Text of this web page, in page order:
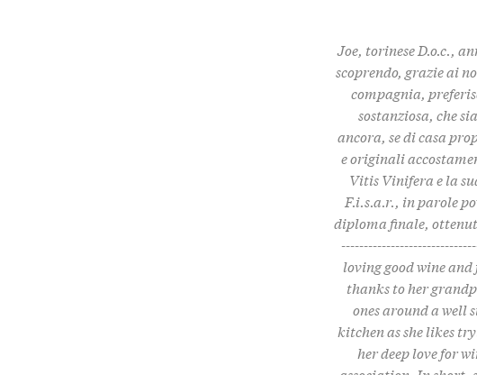
Joe, torinese D.o.c.,
scoprendo, grazie ai
compagnia,
sostanziosa, che
ancora, se di casa
e originali
Vitis Vinifera e la
F.i.s.a.r., in parole
diploma finale,
loving good wine and
thanks to her
ones around a well
kitchen as she likes
her deep love for